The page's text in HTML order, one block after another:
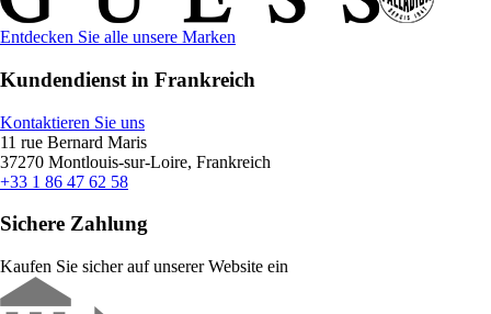
Entdecken Sie alle unsere Marken
Kundendienst in Frankreich
Kontaktieren Sie uns
11 rue Bernard Maris
37270 Montlouis-sur-Loire, Frankreich
+33 1 86 47 62 58
Sichere Zahlung
Kaufen Sie sicher auf unserer Website ein